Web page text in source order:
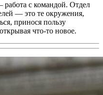
с командой. Отдел
— это те окружения,
принося пользу
что-то новое.